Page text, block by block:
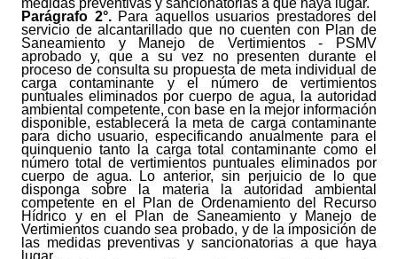
medidas preventivas y sancionatorias a que haya lugar.
Parágrafo 2°.Para aquellos usuarios prestadores del
servicio de alcantarillado que no cuenten con Plan de
Saneamiento y Manejo de Vertimientos - PSMV
aprobado y, que a su vez no presenten durante el
proceso de consulta su propuesta de meta individual de
carga contaminante y el número de vertimientos
puntuales eliminados por cuerpo de agua, la autoridad
ambiental competente, con base en la mejor información
disponible, establecerá la meta de carga contaminante
para dicho usuario, especificando anualmente para el
quin­quenio tanto la carga total contaminante como el
número total de vertimientos puntuales eliminados por
cuerpo de agua. Lo anterior, sin perjuicio de lo que
disponga sobre la materia la autoridad ambiental
competente en el Plan de Ordenamiento del Recurso
Hídrico y en el Plan de Saneamiento y Manejo de
Vertimientos cuando sea probado, y de la imposición de
las medidas preventivas y sancionatorias a que haya
lugar.